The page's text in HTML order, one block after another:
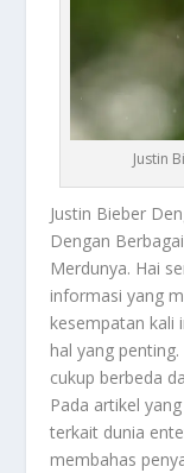
Justin
Justin Bieber
Dengan
Merdunya. Hai
informasi yang
kesempatan kali
hal yang
cukup berbeda
Pada artikel
terkait dunia
membahas